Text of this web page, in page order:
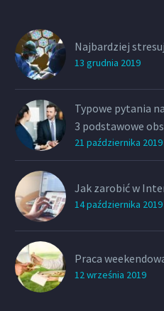
Najbardziej
13 grudnia 2019
Typowe pytania
3 podstawowe
21 października 2019
Jak zarobić w
14 października 2019
Praca
12 września 2019